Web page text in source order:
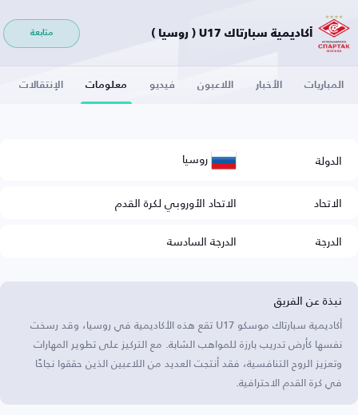
أكاديمية سبارتاك U17 ( روسيا ) متابعة
المباريات الأخبار اللاعبون فيديو معلومات الإنتقالات
الدولة روسيا
الاتحاد
الاتحاد الأوروبي لكرة القدم
الدرجة
الدرجة السادسة
نبذة عن الفريق
أكاديمية سبارتاك موسكو U17 تقع هذه الأكاديمية في روسيا، وقد رسخت
نفسها كأرض تدريب بارزة للمواهب الشابة. مع التركيز على تطوير المهارات
وتعزيز الروح التنافسية، فقد أنتجت العديد من اللاعبين الذين حققوا نجاحًا
في كرة القدم الاحترافية.